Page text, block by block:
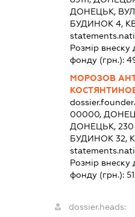
ДОНЕЦЬК,
БУДИНОК 4,
Розмір внеску
фонду (грн.):
МОРОЗОВ
00000,
ДОНЕЦЬК, 230
БУДИНОК 32,
Розмір внеску
фонду (грн.):
dossier.heads: